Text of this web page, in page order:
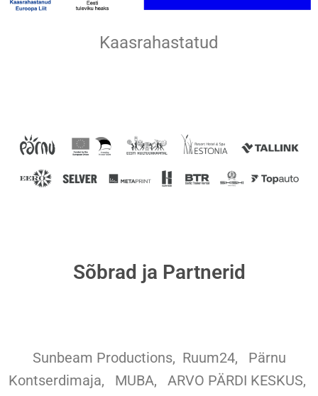
Kaasrahastatud
Sõbrad ja Partnerid
Sunbeam Productions, Ruum24, Pärnu
Kontserdimaja, MUBA, ARVO PÄRDI KESKUS,